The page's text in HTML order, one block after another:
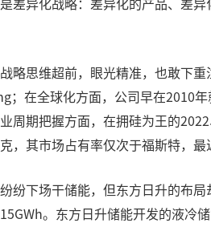
思维超前，眼光精准，也敢下
在全球化方面，公司早在2010
期把握方面，在拥硅为王的
其市场占有率仅次于福斯特，最
下场干储能，但东方日升的布
。东方日升储能开发的液冷